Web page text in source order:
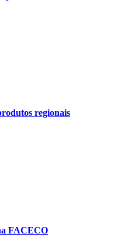
regionais
FACECO